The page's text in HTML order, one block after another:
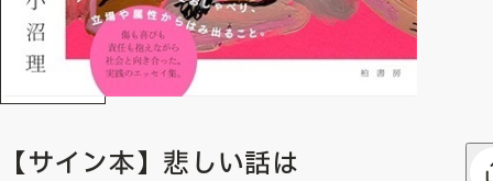
【サイン本】悲しい話は